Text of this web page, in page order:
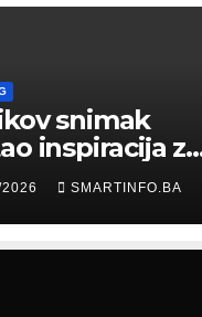
snimak
inspiracija za
Građani kroz
poslali
SMARTINFO.BA